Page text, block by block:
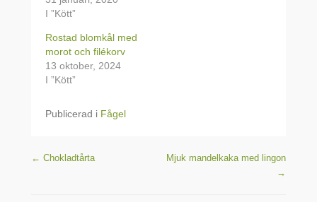
I ”Kött”
Rostad blomkål med
morot och filékorv
13 oktober, 2024
I ”Kött”
Publicerad i Fågel
Inläggsnavigering
← Chokladtårta
Mjuk mandelkaka med lingon
→